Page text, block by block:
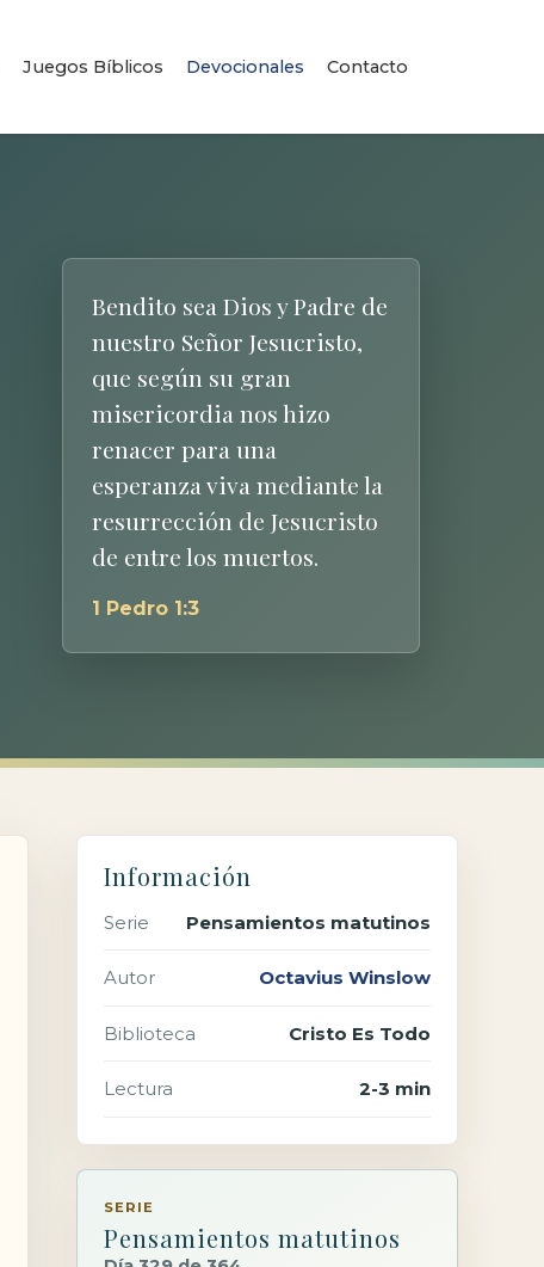
Juegos Bíblicos Devocionales Contacto
Bendito sea Dios y Padre de
nuestro Señor Jesucristo,
que según su gran
misericordia nos hizo
renacer para una
esperanza viva mediante la
resurrección de Jesucristo
de entre los muertos.
1 Pedro 1:3
Información
Serie Pensamientos matutinos
Autor Octavius Winslow
Biblioteca Cristo Es Todo
Lectura 2-3 min
SERIE
Pensamientos matutinos